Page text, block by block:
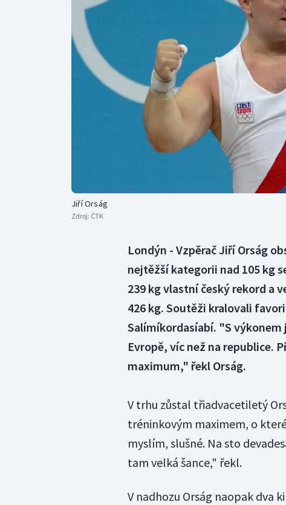
Florbal
Futsal
Gymnastika
Jiří Orság
Zdroj: ČTK
Londýn - Vzpěrač Jiří Orság
nejtěžší kategorii nad 105 kg
239 kg vlastní český rekord a
426 kg. Soutěži kralovali
Salímíkordasíabí. "S výkonem
Evropě, víc než na republice.
maximum," řekl Orság.
V trhu zůstal třiadvacetiletý
tréninkovým maximem, o
myslím, slušné. Na sto
tam velká šance," řekl.
V nadhozu Orság naopak dva